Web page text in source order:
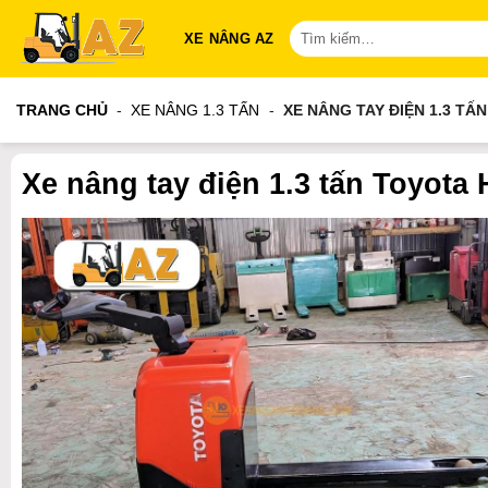
qua
nội
XE NÂNG AZ
Tìm
kiếm:
TRANG CHỦ - XE NÂNG 1.3 TẤN - XE NÂNG TAY ĐIỆN 1.3
Xe nâng tay điện 1.3 tấn Toyota